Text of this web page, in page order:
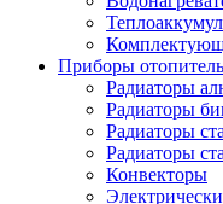
Приборы
Радиаторы
Радиаторы
Радиаторы
Радиаторы
Конвекторы